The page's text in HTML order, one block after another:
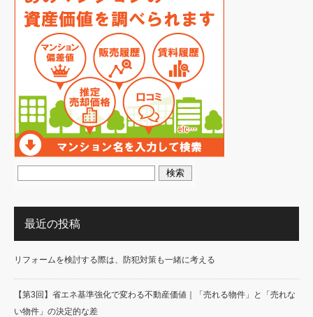
最近の投稿
リフォームを検討する際は、防犯対策も一緒に考える
【第3回】省エネ基準強化で変わる不動産価値｜「売れる物件」と「売れな
い物件」の決定的な差